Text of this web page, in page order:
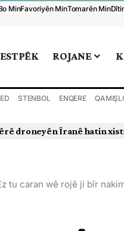
MinFavoriyên MinTomarên Min
ROJANE
STENBOL ENQERE
droneyên Îranê hatin
tu caran wê rojê ji bîr